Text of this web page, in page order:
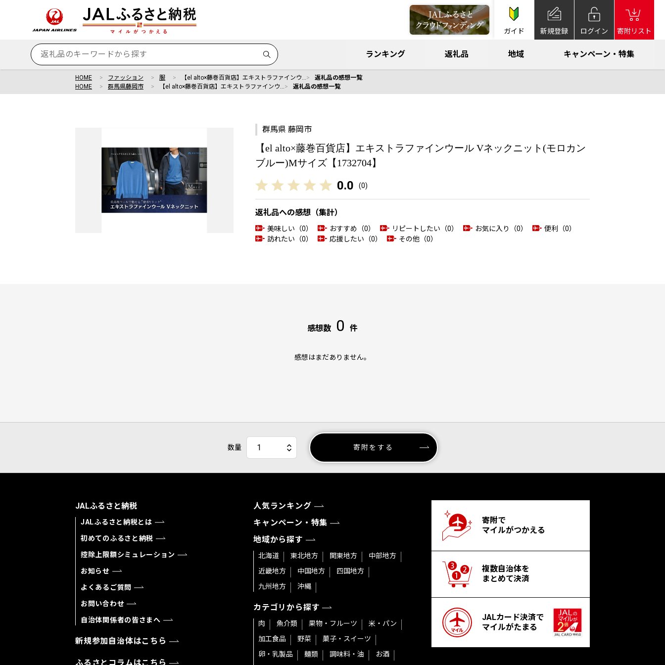
ガイド 新規登録 ログイン 寄附リスト
ランキング 返礼品 地域 キャンペーン・特集
HOME ファッション 服 【el alto×藤巻百貨店】エキストラファインウ…
返礼品の感想一覧
HOME
群馬県藤岡市 【el alto×藤巻百貨店】エキストラファインウ… 返礼品の感想一覧
群馬県 藤岡市
【el alto×藤巻百貨店】エキストラファインウール Vネックニット(モロカン
ブルー)Mサイズ【1732704】
0.0 (0)
返礼品への感想（集計）
美味しい（0） おすすめ（0） リピートしたい（0） お気に入り（0）
便利（0）
訪れたい（0）
応援したい（0） その他（0）
感想数 0 件
感想はまだありません。
数量 寄附をする
JALふるさと納税
JALふるさと納税とは
初めてのふるさと納税
控除上限額シミュレーション
お知らせ
よくあるご質問
お問い合わせ
自治体関係者の皆さまへ
新規参加自治体はこちら
ふるさとコラムはこちら
人気ランキング
キャンペーン・特集
地域から探す
北海道 東北地方 関東地方
中部地方
近畿地方
中国地方
四国地方
九州地方
沖縄
カテゴリから探す
肉 魚介類 果物・フルーツ
米・パン
加工食品
野菜
菓子・スイーツ
卵・乳製品
麺類 調味料・油 お酒
寄附で
マイルがつかえる
複数自治体を
まとめて決済
JALカード決済で
マイルがたまる